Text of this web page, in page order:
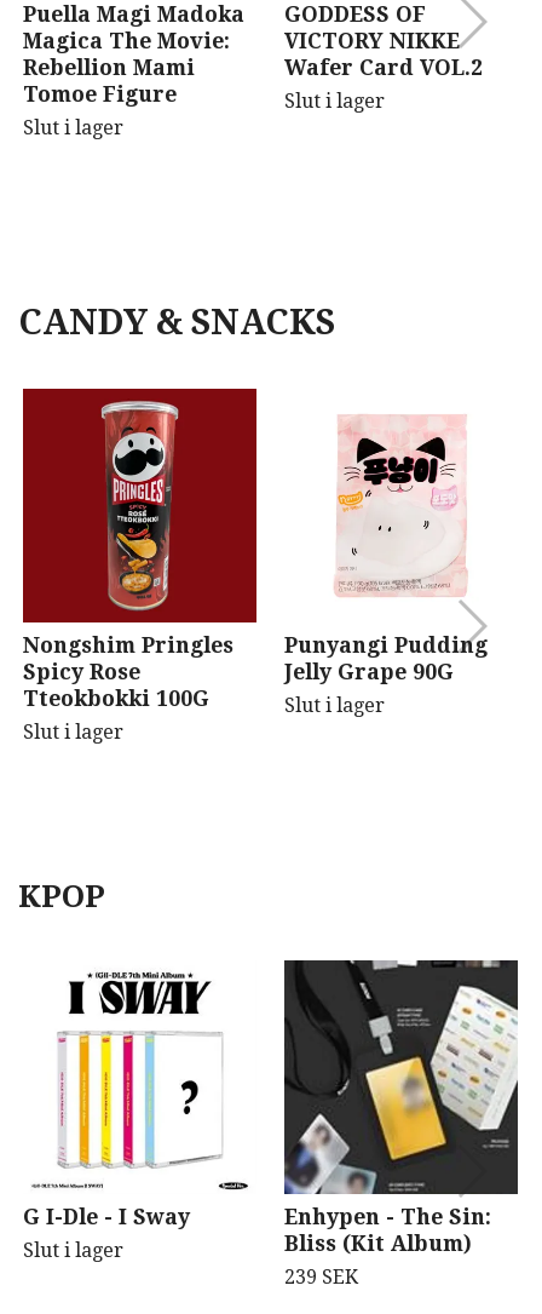
Puella Magi Madoka
Magica The Movie:
Rebellion Mami
Tomoe Figure
Slut i lager
GODDESS OF
VICTORY NIKKE
Wafer Card VOL.2
Slut i lager
CANDY & SNACKS
Nongshim Pringles
Spicy Rose
Tteokbokki 100G
Slut i lager
Punyangi Pudding
Jelly Grape 90G
Slut i lager
KPOP
G I-Dle - I Sway
Slut i lager
Enhypen - The Sin:
Bliss (Kit Album)
239 SEK